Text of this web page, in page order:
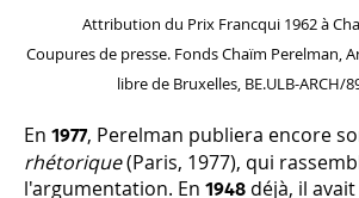
Attribution du Prix Francqui 1962 à
Coupures de presse. Fonds Chaïm Perelman,
libre de Bruxelles, BE.ULB-ARCH/
En 1977, Perelman publiera encore
rhétorique(Paris, 1977), qui
l'argumentation. En 1948 déjà, il